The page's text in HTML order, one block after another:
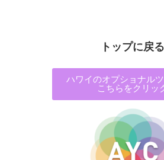
トップに戻る
ハワイのオプショナル
こちらをクリッ